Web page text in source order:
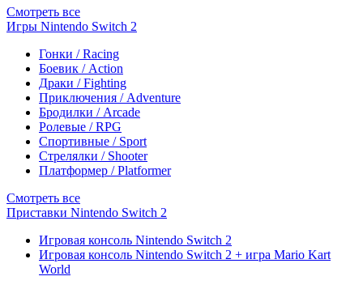
Смотреть все
Игры Nintendo Switch 2
Гонки / Racing
Боевик / Action
Драки / Fighting
Приключения / Adventure
Бродилки / Arcade
Ролевые / RPG
Спортивные / Sport
Стрелялки / Shooter
Платформер / Platformer
Смотреть все
Приставки Nintendo Switch 2
Игровая консоль Nintendo Switch 2
Игровая консоль Nintendo Switch 2 + игра Mario Kart
World